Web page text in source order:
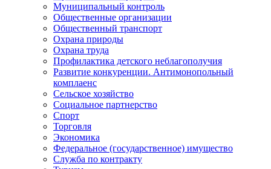
Муниципальный контроль
Общественные организации
Общественный транспорт
Охрана природы
Охрана труда
Профилактика детского неблагополучия
Развитие конкуренции. Антимонопольный
комплаенс
Сельское хозяйство
Социальное партнерство
Спорт
Торговля
Экономика
Федеральное (государственное) имущество
Служба по контракту